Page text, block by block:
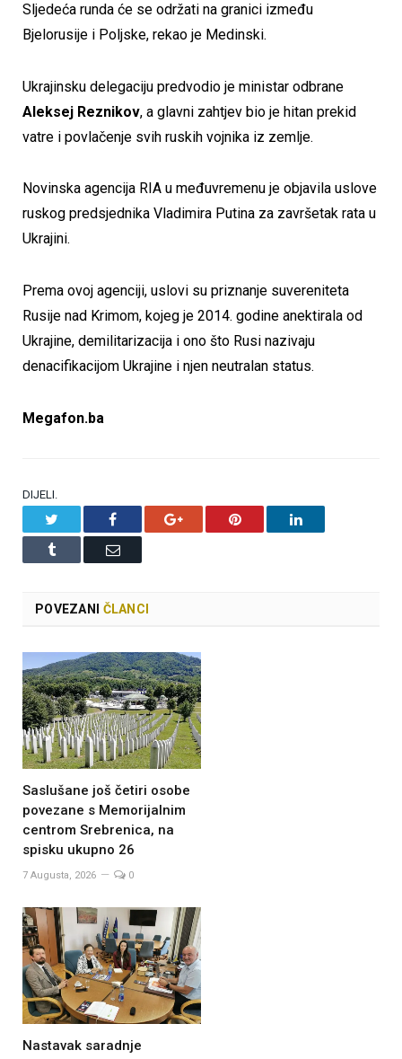
Sljedeća runda će se održati na granici između
Bjelorusije i Poljske, rekao je Medinski.
Ukrajinsku delegaciju predvodio je ministar odbrane
Aleksej Reznikov, a glavni zahtjev bio je hitan prekid
vatre i povlačenje svih ruskih vojnika iz zemlje.
Novinska agencija RIA u međuvremenu je objavila uslove
ruskog predsjednika Vladimira Putina za završetak rata u
Ukrajini.
Prema ovoj agenciji, uslovi su priznanje suvereniteta
Rusije nad Krimom, kojeg je 2014. godine anektirala od
Ukrajine, demilitarizacija i ono što Rusi nazivaju
denacifikacijom Ukrajine i njen neutralan status.
Megafon.ba
DIJELI.
Facebook Google+ Pinterest LinkedIn
Tumblr Email
POVEZANI ČLANCI
Saslušane još četiri osobe
povezane s Memorijalnim
centrom Srebrenica, na
spisku ukupno 26
7 Augusta, 2026 0
Nastavak saradnje